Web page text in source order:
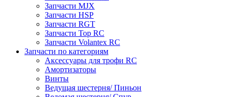
Запчасти MJX
Запчасти HSP
Запчасти RGT
Запчасти Top RC
Запчасти Volantex RC
Запчасти по категориям
Аксессуары для трофи RC
Амортизаторы
Винты
Ведущая шестерня/ Пиньон